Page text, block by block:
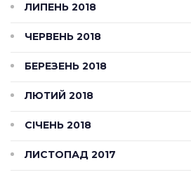
ЛИПЕНЬ 2018
ЧЕРВЕНЬ 2018
БЕРЕЗЕНЬ 2018
ЛЮТИЙ 2018
СІЧЕНЬ 2018
ЛИСТОПАД 2017